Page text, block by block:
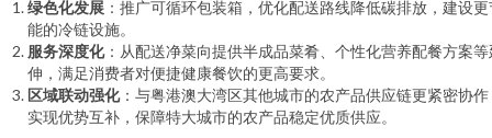
绿色化发展 ：推广可循环包装箱，优化配送路线降低碳排放，建设更
能的冷链设施。
服务深度化：从配送净菜向提供半成品菜肴、个性化营养配餐方案等
伸，满足消费者对便捷健康餐饮的更高要求。
区域联动强化：与粤港澳大湾区其他城市的农产品供应链更紧密协作
实现优势互补，保障特大城市的农产品稳定优质供应。